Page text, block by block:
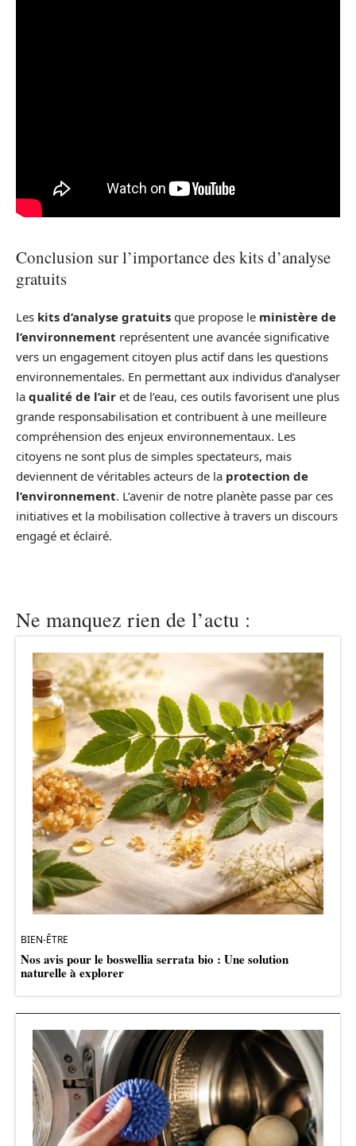
Conclusion sur l’importance des kits d’analyse
gratuits
Les kits d’analyse gratuits que propose le ministère de
l’environnement représentent une avancée significative
vers un engagement citoyen plus actif dans les questions
environnementales. En permettant aux individus d’analyser
la qualité de l’air et de l’eau, ces outils favorisent une plus
grande responsabilisation et contribuent à une meilleure
compréhension des enjeux environnementaux. Les
citoyens ne sont plus de simples spectateurs, mais
deviennent de véritables acteurs de la protection de
l’environnement. L’avenir de notre planète passe par ces
initiatives et la mobilisation collective à travers un discours
engagé et éclairé.
Ne manquez rien de l’actu :
BIEN-ÊTRE
Nos avis pour le boswellia serrata bio : Une solution
naturelle à explorer